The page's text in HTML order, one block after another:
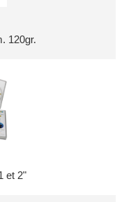
120gr.
et 2"